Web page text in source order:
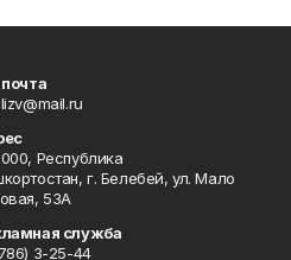
Республика
г. Белебей, ул. Мало
53А
служба
3-25-44